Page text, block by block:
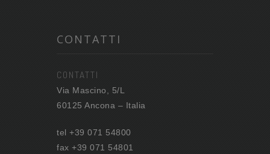
CONTATTI
CONTATTI
Via Mascino, 5/L
60125 Ancona – Italia
tel +39 071 54800
fax +39 071 54801